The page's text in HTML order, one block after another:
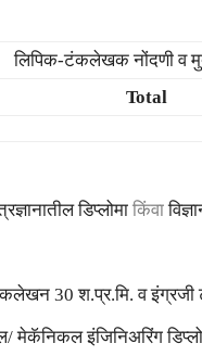
लिपिक-टंकलेखक नोंदणी व
Total
डिप्लोमा किंवा
30 श.प्र.मि. व
मेकॅनिकल इंजिनिअरिंग